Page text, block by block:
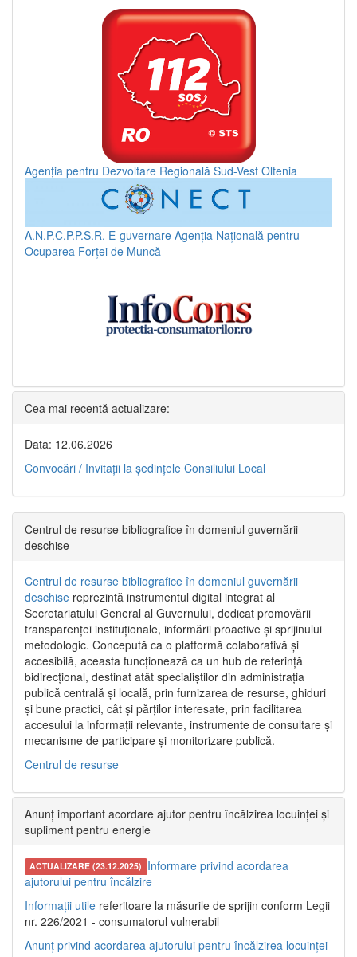
Agenția pentru Dezvoltare Regională Sud-Vest Oltenia
A.N.P.C.P.P.S.R. E-guvernare Agenția Națională pentru
Ocuparea Forței de Muncă
Cea mai recentă actualizare:
Data: 12.06.2026
Convocări / Invitaţii la şedinţele Consiliului Local
Centrul de resurse bibliografice în domeniul guvernării
deschise
Centrul de resurse bibliografice în domeniul guvernării
deschise reprezintă instrumentul digital integrat al
Secretariatului General al Guvernului, dedicat promovării
transparenței instituționale, informării proactive și sprijinului
metodologic. Concepută ca o platformă colaborativă și
accesibilă, aceasta funcționează ca un hub de referință
bidirecțional, destinat atât specialiștilor din administrația
publică centrală și locală, prin furnizarea de resurse, ghiduri
și bune practici, cât și părților interesate, prin facilitarea
accesului la informații relevante, instrumente de consultare și
mecanisme de participare și monitorizare publică.
Centrul de resurse
Anunț important acordare ajutor pentru încălzirea locuinței și
supliment pentru energie
ACTUALIZARE (23.12.2025) Informare privind acordarea
ajutorului pentru încălzire
Informații utile referitoare la măsurile de sprijin conform Legii
nr. 226/2021 - consumatorul vulnerabil
Anunț privind acordarea ajutorului pentru încălzirea locuinței